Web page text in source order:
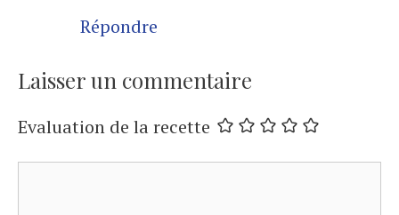
Répondre
Laisser un commentaire
Evaluation de la recette